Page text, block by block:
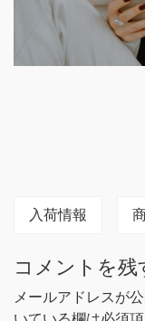
入荷情報
コメントを残
メールアドレスが